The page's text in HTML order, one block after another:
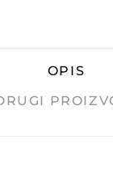
OPIS